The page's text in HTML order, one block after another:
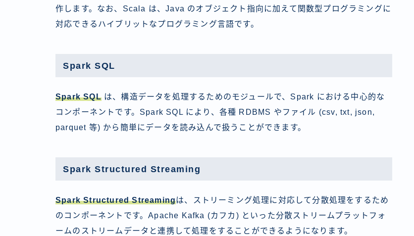
作します。なお、Scala は、Java のオブジェクト指向に加えて関数型プログラミングに
対応できるハイブリットなプログラミング言語です。
Spark SQL
Spark SQLは、構造データを処理するためのモジュールで、Spark における中心的な
コンポーネントです。Spark SQL により、各種 RDBMS やファイル (csv, txt, json,
parquet 等) から簡単にデータを読み込んで扱うことができます。
Spark Structured Streaming
Spark Structured Streamingは、ストリーミング処理に対応して分散処理をするため
のコンポーネントです。Apache Kafka (カフカ) といった分散ストリームプラットフォ
ームのストリームデータと連携して処理をすることができるようになります。